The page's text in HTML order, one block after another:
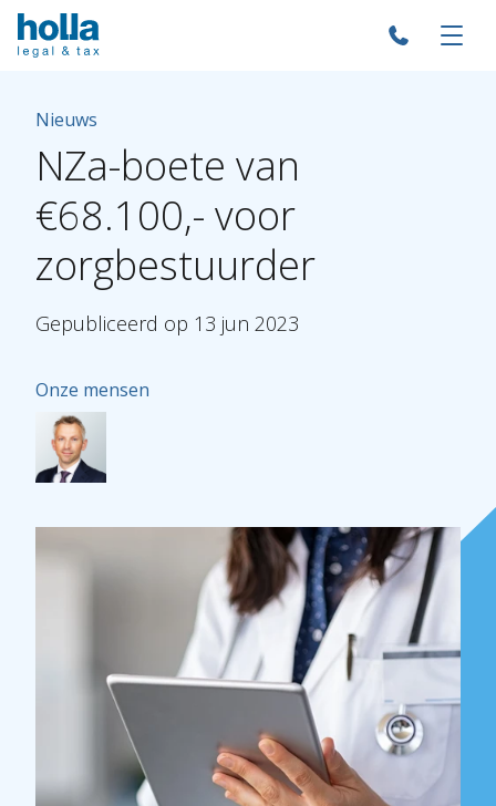
Over Holla
Onze mensen
Expertises
Nieuws
NZa-boete van
€68.100,- voor
zorgbestuurder
Gepubliceerd op 13 jun 2023
Onze mensen